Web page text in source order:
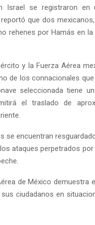
Israel se registraron en
que dos
rehenes por Hamás en la
y la Fuerza Aérea
de los connacionales
seleccionada tiene
el traslado de
se encuentran
ataques perpetrados por
de México demuestra
ciudadanos en